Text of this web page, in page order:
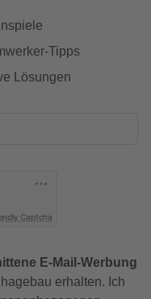
Tipps
Lösungen
Captcha
E-Mail-Werbung
erhalten. Ich